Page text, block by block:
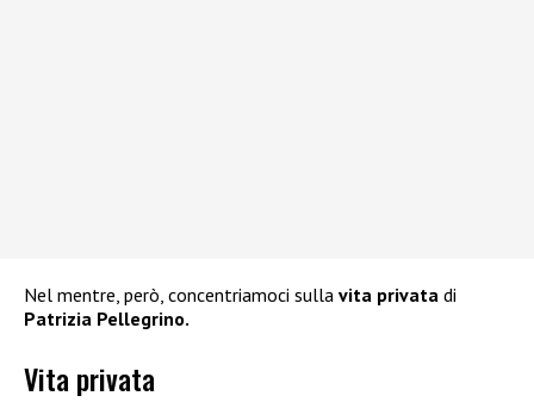
Nel mentre, però, concentriamoci sulla vita privata di
Patrizia Pellegrino.
Vita privata